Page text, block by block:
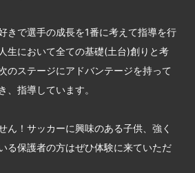
きで選手の成長を1番に考えて指導を行
生において全ての基礎(土台)創りと考
のステージにアドバンテージを持って
、指導しています。
ん！サッカーに興味のある子供、強く
る保護者の方はぜひ体験に来ていただ